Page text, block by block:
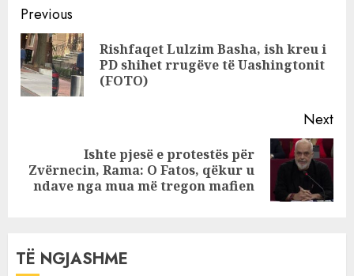
Security që goditi
protestuesin në
Zvërnec, Policia
nis hetim
disiplinor për
Continue
Reading
Previous
Rishfaqet Lulzim Basha, ish kreu i
PD shihet rrugëve të Uashingtonit
(FOTO)
Next
Next
post:
Ishte pjesë e protestës për
Zvërnecin, Rama: O Fatos, qëkur u
ndave nga mua më tregon mafien
TË NGJASHME